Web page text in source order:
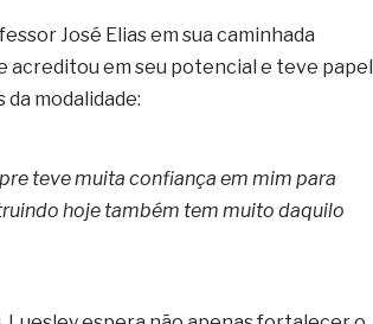
José Elias em sua caminhada
acreditou em seu potencial e teve papel
modalidade:
teve muita confiança em mim para
hoje também tem muito daquilo